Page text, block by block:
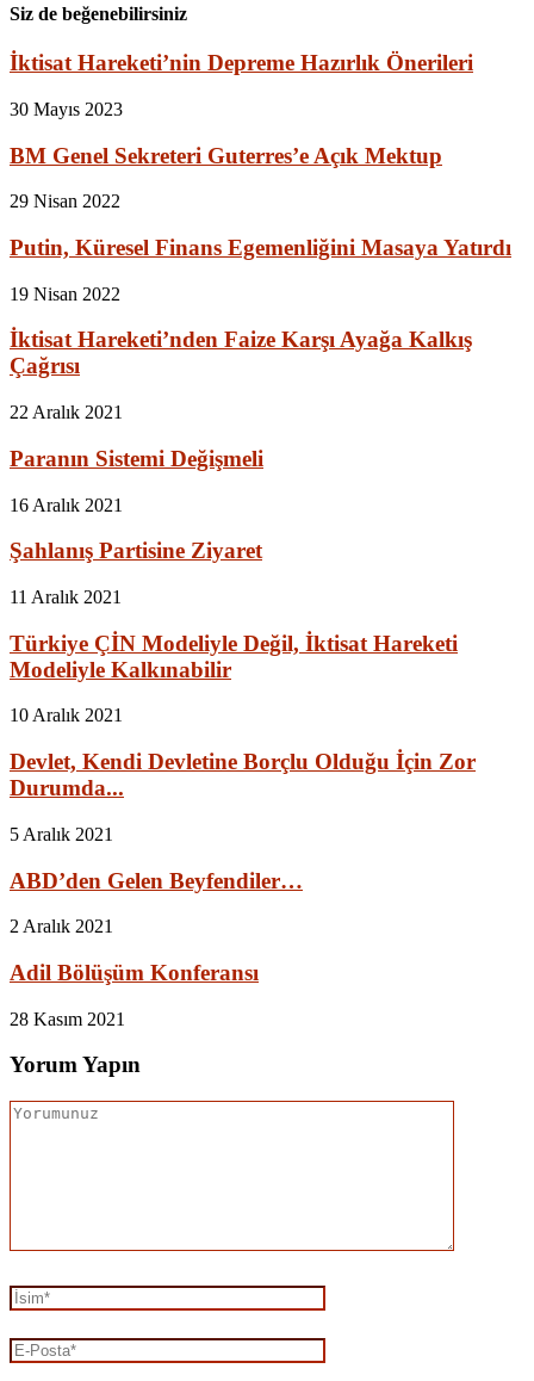
Siz de beğenebilirsiniz
İktisat Hareketi’nin Depreme Hazırlık Önerileri
30 Mayıs 2023
BM Genel Sekreteri Guterres’e Açık Mektup
29 Nisan 2022
Putin, Küresel Finans Egemenliğini Masaya Yatırdı
19 Nisan 2022
İktisat Hareketi’nden Faize Karşı Ayağa Kalkış
Çağrısı
22 Aralık 2021
Paranın Sistemi Değişmeli
16 Aralık 2021
Şahlanış Partisine Ziyaret
11 Aralık 2021
Türkiye ÇİN Modeliyle Değil, İktisat Hareketi
Modeliyle Kalkınabilir
10 Aralık 2021
Devlet, Kendi Devletine Borçlu Olduğu İçin Zor
Durumda...
5 Aralık 2021
ABD’den Gelen Beyfendiler…
2 Aralık 2021
Adil Bölüşüm Konferansı
28 Kasım 2021
Yorum Yapın